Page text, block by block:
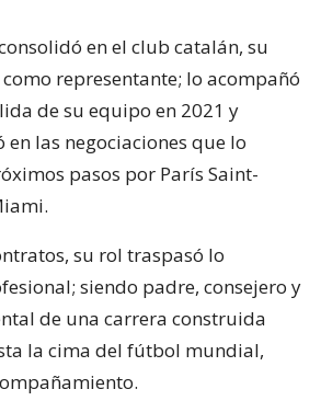
en el club catalán, su
representante; lo acompañó
de su equipo en 2021 y
las negociaciones que lo
pasos por París Saint-
su rol traspasó lo
siendo padre, consejero y
de una carrera construida
la cima del fútbol mundial,